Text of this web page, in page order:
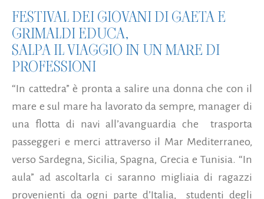
FESTIVAL DEI GIOVANI DI GAETA E
GRIMALDI EDUCA,
SALPA IL VIAGGIO IN UN MARE DI
PROFESSIONI
“In cattedra” è pronta a salire una donna che con il
mare e sul mare ha lavorato da sempre, manager di
una flotta di navi all’avanguardia che
trasporta
passeggeri e merci attraverso il Mar Mediterraneo,
verso Sardegna, Sicilia, Spagna, Grecia e Tunisia. “In
aula” ad ascoltarla ci saranno migliaia di ragazzi
provenienti da ogni parte d’Italia,
studenti degli